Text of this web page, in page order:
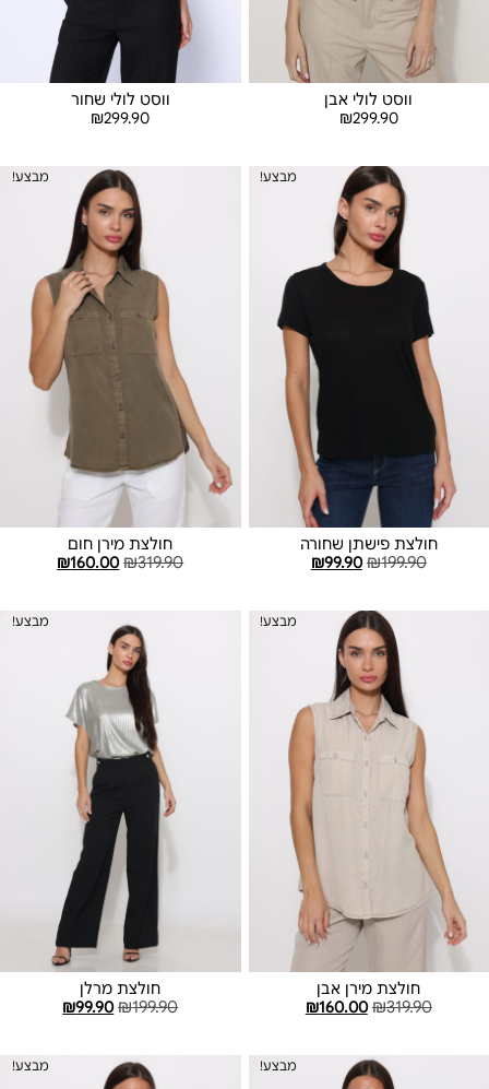
ווסט לולי אבן
₪299.90
ווסט לולי שחור
₪299.90
מבצע!
חולצת פישתן שחורה
₪199.90
₪99.90
מבצע!
חולצת מירן חום
₪319.90
₪160.00
מבצע!
חולצת מירן אבן
₪319.90
₪160.00
מבצע!
חולצת מרלן
₪199.90
₪99.90
מבצע! מבצע!